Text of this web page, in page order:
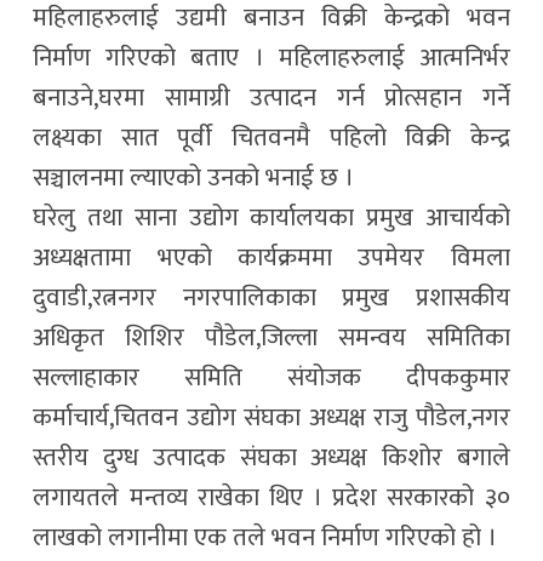
महिलाहरुलाई उद्यमी बनाउन विक्री केन्द्रको भवन
निर्माण गरिएको बताए । महिलाहरुलाई आत्मनिर्भर
बनाउने,घरमा सामाग्री उत्पादन गर्न प्रोत्सहान गर्ने
लक्ष्यका सात पूर्वी चितवनमै पहिलो विक्री केन्द्र
सञ्चालनमा ल्याएको उनको भनाई छ ।
घरेलु तथा साना उद्योग कार्यालयका प्रमुख आचार्यको
अध्यक्षतामा भएको कार्यक्रममा उपमेयर विमला
दुवाडी,रत्ननगर नगरपालिकाका प्रमुख प्रशासकीय
अधिकृत शिशिर पौडेल,जिल्ला समन्वय समितिका
सल्लाहाकार समिति संयोजक दीपककुमार
कर्माचार्य,चितवन उद्योग संघका अध्यक्ष राजु पौडेल,नगर
स्तरीय दुग्ध उत्पादक संघका अध्यक्ष किशोर बगाले
लगायतले मन्तव्य राखेका थिए । प्रदेश सरकारको ३०
लाखको लगानीमा एक तले भवन निर्माण गरिएको हो ।